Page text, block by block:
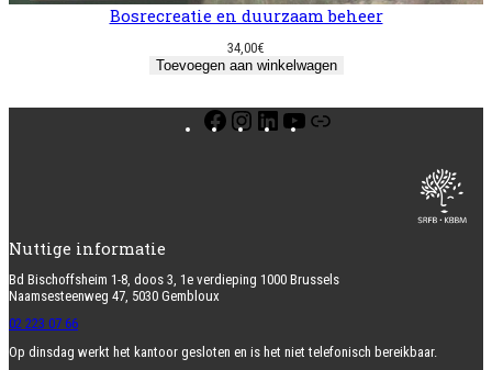
Bosrecreatie en duurzaam beheer
34,00€
Toevoegen aan winkelwagen
Facebook
Instagram
LinkedInYouTube
Nuttige informatie
Bd Bischoffsheim 1-8, doos 3, 1e verdieping 1000 Brussels
Naamsesteenweg 47, 5030 Gembloux
02 223 07 66
Op dinsdag werkt het kantoor gesloten en is het niet telefonisch bereikbaar.